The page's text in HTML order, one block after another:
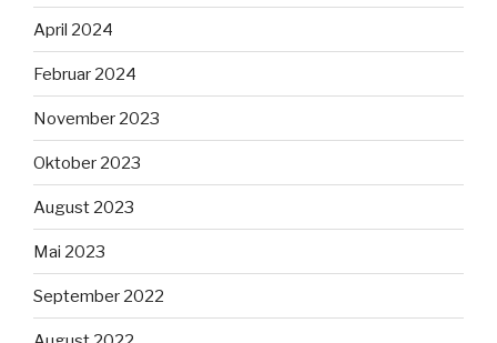
April 2024
Februar 2024
November 2023
Oktober 2023
August 2023
Mai 2023
September 2022